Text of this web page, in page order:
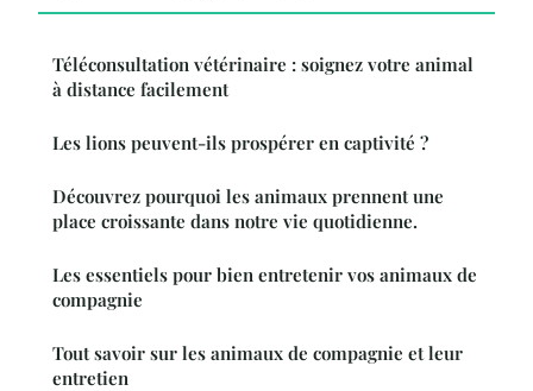
Téléconsultation vétérinaire : soignez votre animal
à distance facilement
Les lions peuvent-ils prospérer en captivité ?
Découvrez pourquoi les animaux prennent une
place croissante dans notre vie quotidienne.
Les essentiels pour bien entretenir vos animaux de
compagnie
Tout savoir sur les animaux de compagnie et leur
entretien